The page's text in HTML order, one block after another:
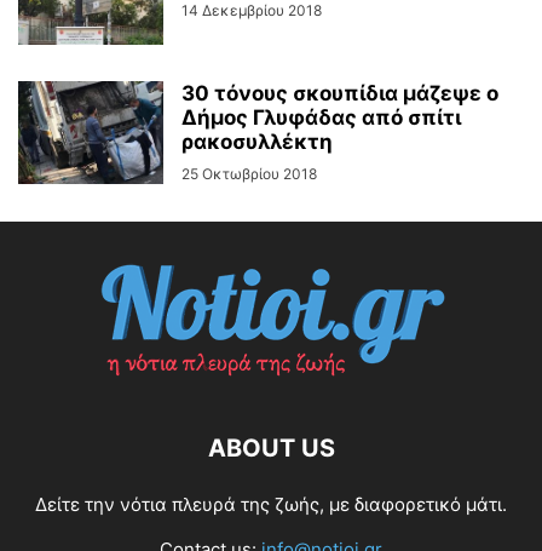
14 Δεκεμβρίου 2018
30 τόνους σκουπίδια μάζεψε ο
Δήμος Γλυφάδας από σπίτι
ρακοσυλλέκτη
25 Οκτωβρίου 2018
ABOUT US
Δείτε την νότια πλευρά της ζωής, με διαφορετικό μάτι.